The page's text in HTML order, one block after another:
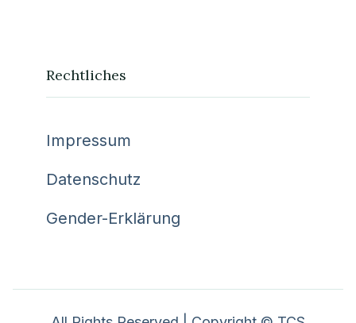
Rechtliches
Impressum
Datenschutz
Gender-Erklärung